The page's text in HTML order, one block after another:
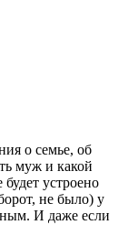
о семье, об
муж и какой
устроено
не было) у
И даже если